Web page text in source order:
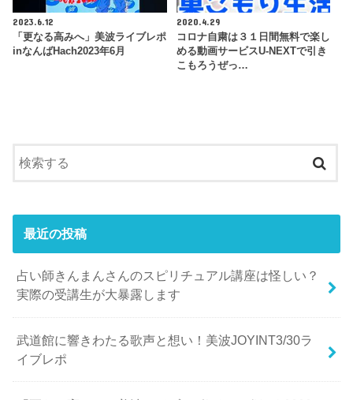
2023.6.12
「更なる高みへ」美波ライブレポ
inなんばHach2023年6月
2020.4.29
コロナ自粛は３１日間無料で楽し
める動画サービスU-NEXTで引き
こもろうぜっ…
最近の投稿
占い師きんまんさんのスピリチュアル講座は怪しい？
実際の受講生が大暴露します
武道館に響きわたる歌声と想い！美波JOYINT3/30ラ
イブレポ